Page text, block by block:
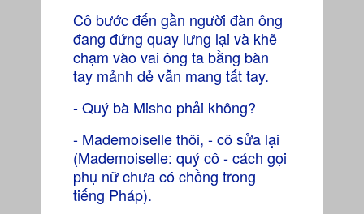
Cô bước đến gần người đàn ông
đang đứng quay lưng lại và khẽ
chạm vào vai ông ta bằng bàn
tay mảnh dẻ vẫn mang tất tay.
- Quý bà Misho phải không?
- Mademoiselle thôi, - cô sửa lại
(Mademoiselle: quý cô - cách gọi
phụ nữ chưa có chồng trong
tiếng Pháp).